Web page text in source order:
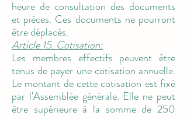
heure de consultation des documents
et pièces. Ces documents ne pourront
être déplacés.
Article 15. Cotisation:
Les membres effectifs peuvent être
tenus de payer une cotisation annuelle.
Le montant de cette cotisation est fixé
par l'Assemblée générale. Elle ne peut
être supérieure à la somme de 250